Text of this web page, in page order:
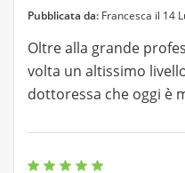
Pubblicata da: Francesca il 14
Oltre alla grande
volta un altissimo
dottoressa che oggi è